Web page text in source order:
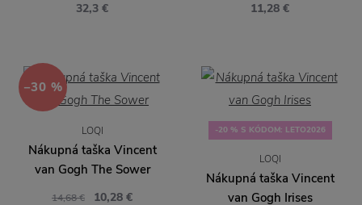
32,3 € 11,28 €
−30 %
LOQI
Nákupná taška Vincent
van Gogh The Sower
14,68 € 10,28 €
-20 % S KÓDOM: LETO2026
LOQI
Nákupná taška Vincent
van Gogh Irises